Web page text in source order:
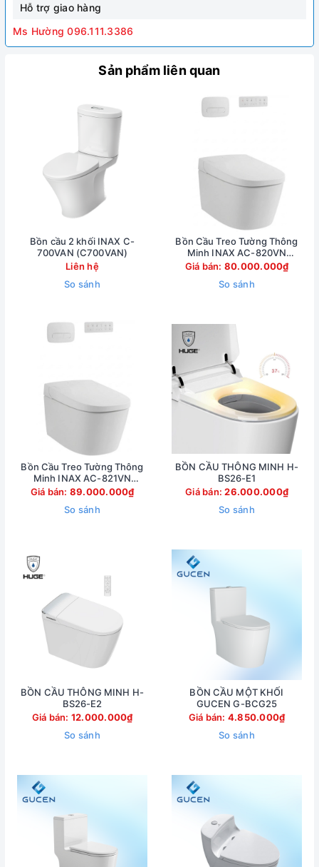
Hỗ trợ giao hàng
Ms Hường 096.111.3386
Sản phẩm liên quan
Bồn cầu 2 khối INAX C-
700VAN (C700VAN)
Liên hệ
So sánh
Bồn Cầu Treo Tường Thông
Minh INAX AC-820VN
(AC820VN)
Giá bán: 80.000.000₫
So sánh
Bồn Cầu Treo Tường Thông
Minh INAX AC-821VN
(AC821VN)
Giá bán: 89.000.000₫
So sánh
BỒN CẦU THÔNG MINH H-
BS26-E1
Giá bán:26.000.000₫
So sánh
BỒN CẦU THÔNG MINH H-
BS26-E2
Giá bán: 12.000.000₫
So sánh
BỒN CẦU MỘT KHỐI
GUCEN G-BCG25
Giá bán: 4.850.000₫
So sánh